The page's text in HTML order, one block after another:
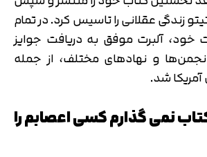
انیستیتو زندگی عقلانی را تاسیس کرد. در تمام
خود، آلبرت موفق به دریافت جوایز
و نهادهای مختلف، از جمله
شد.
نمی گذارم کسی اعصابم را